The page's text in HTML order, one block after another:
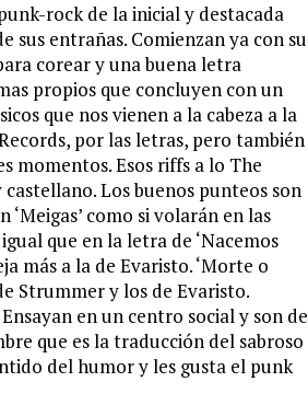
rock de la inicial y destacada
sus entrañas. Comienzan ya con su
corear y una buena letra
propios que concluyen con un
que nos vienen a la cabeza a la
por las letras, pero también
momentos. Esos riffs a lo The
Los buenos punteos son
como si volarán en las
que en la letra de ‘Nacemos
más a la de Evaristo. ‘Morte o
Strummer y los de Evaristo.
en un centro social y son de
que es la traducción del sabroso
del humor y les gusta el punk